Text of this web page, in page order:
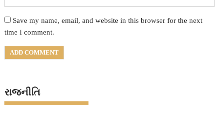
Save my name, email, and website in this browser for the next
time I comment.
રાજનીતિ